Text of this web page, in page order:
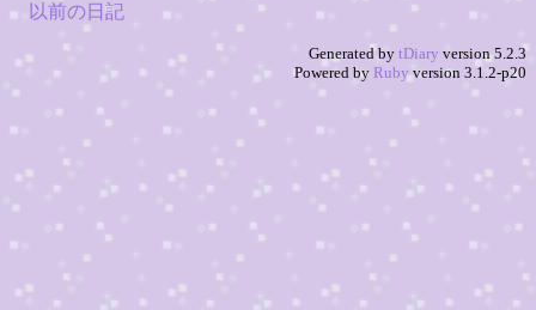
以前の日記
Generated by tDiary version 5.2.3
Powered by Rubyversion 3.1.2-p20